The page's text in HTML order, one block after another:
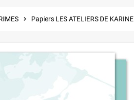
chevron_right Papiers LES ATELIERS DE KARINE